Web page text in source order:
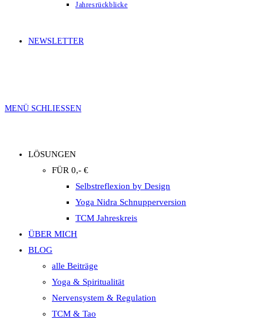
Jahresrückblicke
NEWSLETTER
MENÜ SCHLIESSEN
LÖSUNGEN
FÜR 0,- €
Selbstreflexion by Design
Yoga Nidra Schnupperversion
TCM Jahreskreis
ÜBER MICH
BLOG
alle Beiträge
Yoga & Spiritualität
Nervensystem & Regulation
TCM & Tao